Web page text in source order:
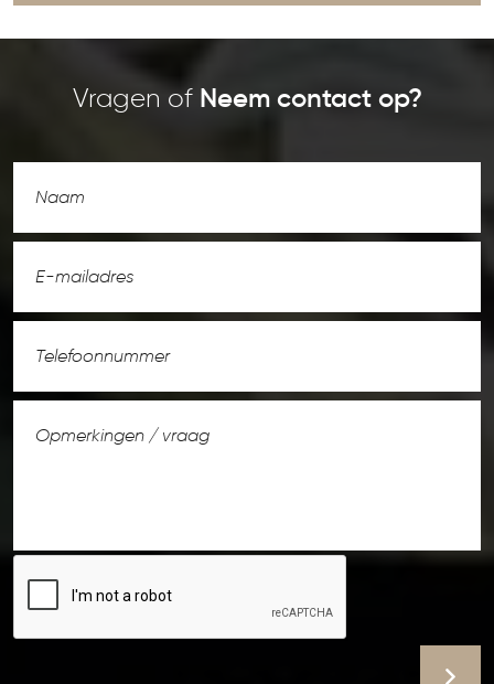
Vragen of Neem contact op?